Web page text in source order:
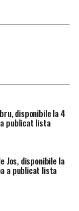
disponibile la 4
publicat lista
Jos, disponibile la
a publicat lista